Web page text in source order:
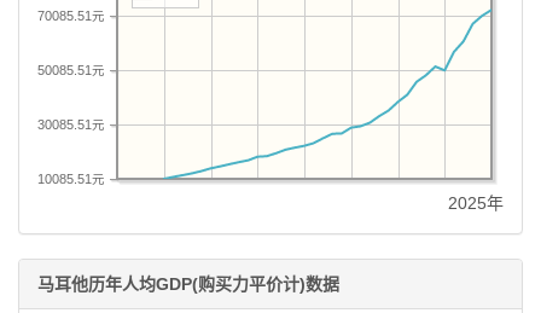
10085.51元
30085.51元
50085.51元
70085.51元
2025年
马耳他历年人均GDP(购买力平价计)数据